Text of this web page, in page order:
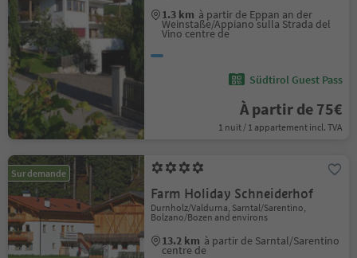
1.3 km à partir de Eppan an der
Weinstaße/Appiano sulla Strada del
Vino centre de
Südtirol Guest Pass
À partir de 75€
1 nuit / 1 appartement incl. TVA
Sur demande
Farm Holiday Schneiderhof
Durnholz/Valdurna, Sarntal/Sarentino,
Bolzano/Bozen and environs
13.2 km à partir de Sarntal/Sarentino
centre de